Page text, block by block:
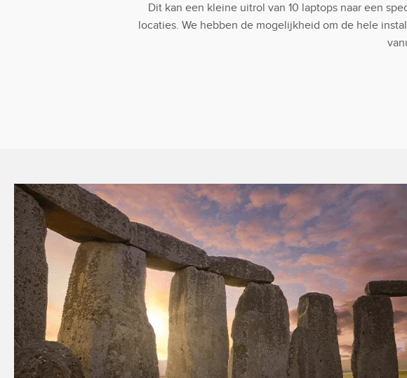
Dit kan een kleine uitrol van 10 laptops naar een
locaties. We hebben de mogelijkheid om de hele